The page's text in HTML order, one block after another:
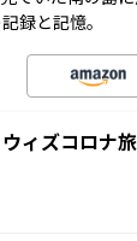
録と記憶。
ィズコロナ